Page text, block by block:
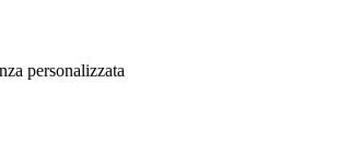
personalizzata